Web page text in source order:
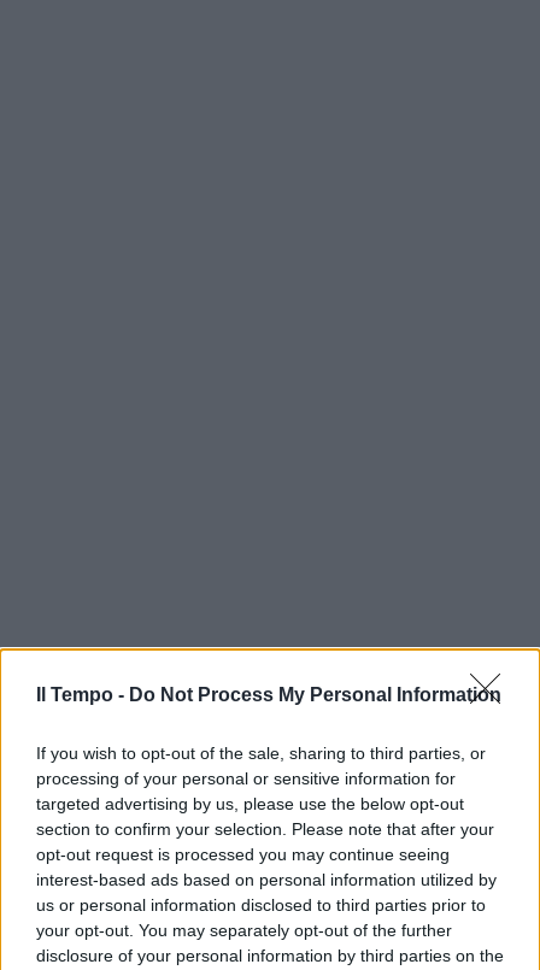
Il Tempo - Do Not Process My Personal Information
If you wish to opt-out of the sale, sharing to third parties, or
processing of your personal or sensitive information for
targeted advertising by us, please use the below opt-out
section to confirm your selection. Please note that after your
opt-out request is processed you may continue seeing
interest-based ads based on personal information utilized by
us or personal information disclosed to third parties prior to
your opt-out. You may separately opt-out of the further
disclosure of your personal information by third parties on the